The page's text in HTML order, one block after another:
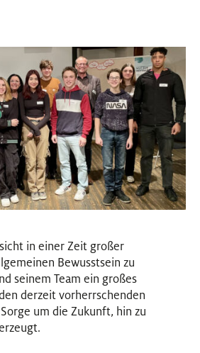
in einer Zeit großer
Bewusstsein zu
seinem Team ein großes
derzeit vorherrschenden
um die Zukunft, hin zu